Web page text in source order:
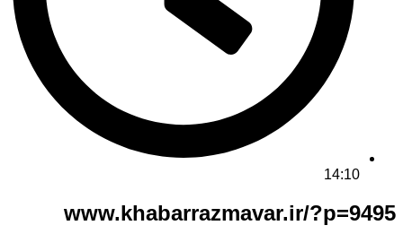
14:10
www.khabarrazmavar.ir/?p=9495